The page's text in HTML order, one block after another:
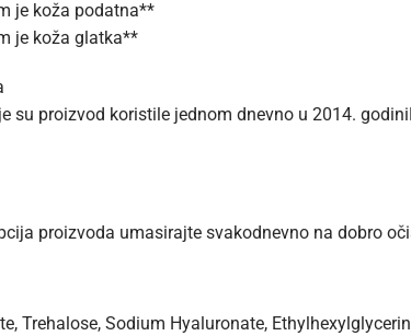
je koža podatna**
je koža glatka**
su proizvod koristile jednom dnevno u 2014.
proizvoda umasirajte svakodnevno na dobro
Trehalose, Sodium Hyaluronate,